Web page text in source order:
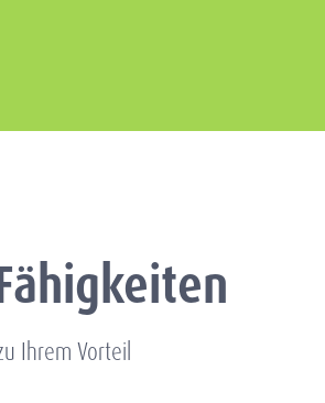
Ihrem Vorteil